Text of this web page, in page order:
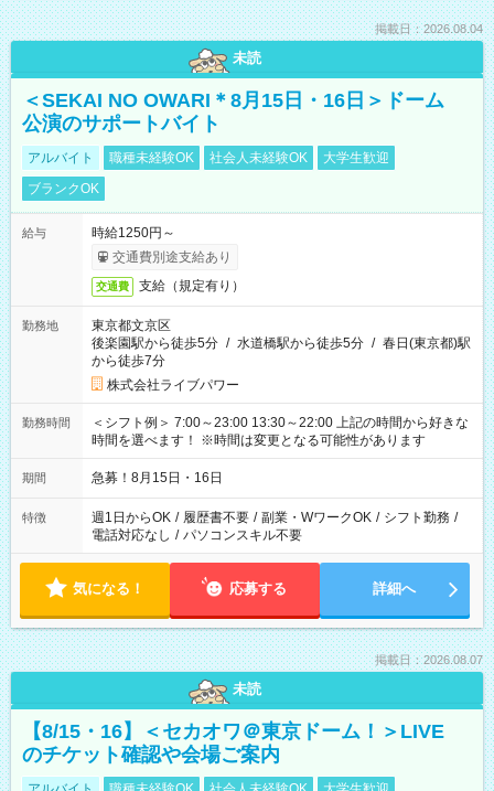
掲載日：2026.08.04
未読
＜SEKAI NO OWARI＊8月15日・16日＞ドーム
公演のサポートバイト
アルバイト 職種未経験OK 社会人未経験OK
大学生歓迎
ブランクOK
給与
時給1250円～
交通費別途支給あり
交通費 支給（規定有り）
勤務地
東京都文京区
後楽園駅から徒歩5分 / 水道橋駅から徒歩5分 / 春日(東京都)駅
から徒歩7分
株式会社ライブパワー
勤務時間
＜シフト例＞ 7:00～23:00 13:30～22:00 上記の時間から好きな
時間を選べます！ ※時間は変更となる可能性があります
期間 急募！8月15日・16日
特徴 週1日からOK / 履歴書不要 / 副業・WワークOK / シフト勤務 /
電話対応なし / パソコンスキル不要
気になる！ 応募する 詳細へ
掲載日：2026.08.07
未読
【8/15・16】＜セカオワ＠東京ドーム！＞LIVE
のチケット確認や会場ご案内